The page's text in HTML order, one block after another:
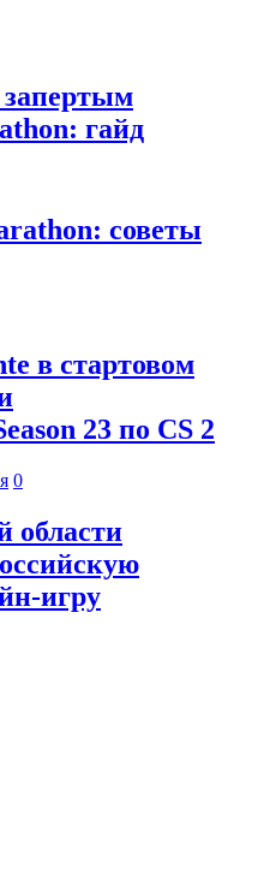
гайд
советы
в стартовом
23 по CS 2
0
области
игру